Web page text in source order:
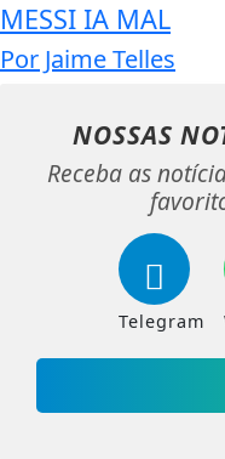
MESSI IA MAL
Por Jaime Telles
NOSSAS
Receba as
Telegram